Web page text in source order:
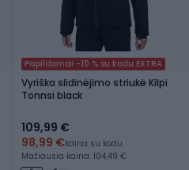
Papildomai -10 % su kodu EXTRA
Vyriška slidinėjimo striukė Kilpi
Tonnsi black
109,99 €
98,99 €kaina su kodu
Mažiausia kaina: 104,49 €